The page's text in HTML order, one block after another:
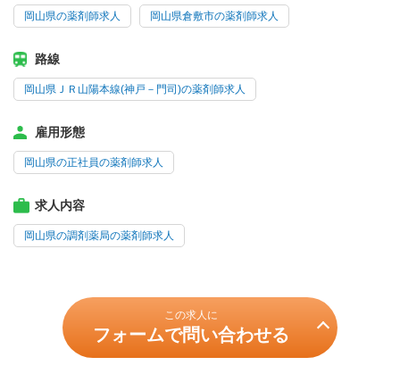
岡山県の薬剤師求人 岡山県倉敷市の薬剤師求人
路線
岡山県ＪＲ山陽本線(神戸－門司)の薬剤師求人
雇用形態
岡山県の正社員の薬剤師求人
求人内容
岡山県の調剤薬局の薬剤師求人
この求人に
フォームで問い合わせる